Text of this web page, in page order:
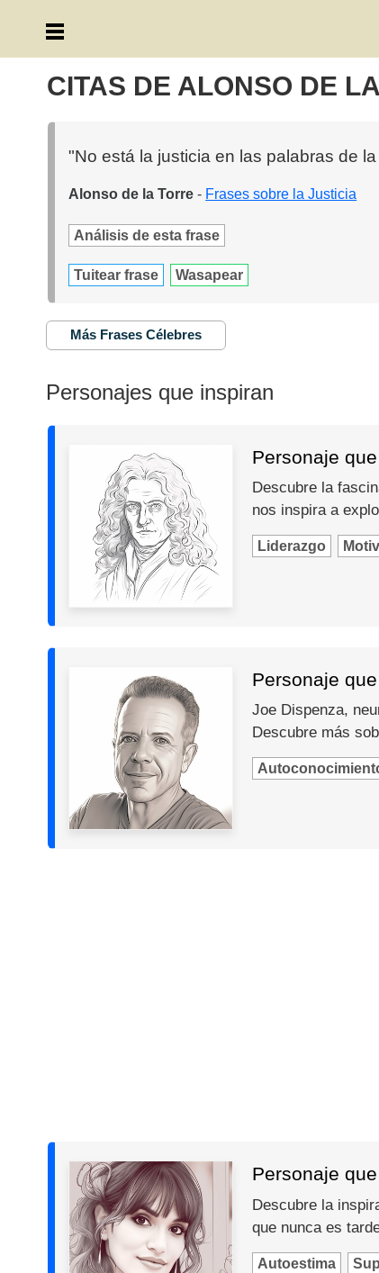
CITAS DE ALONSO DE
"No está la justicia en las palabras de la
Alonso de la Torre - Frases sobre la Justicia
Análisis de esta frase
Tuitear frase Wasapear
Más Frases Célebres
Personajes que inspiran
Personaje
Descubre la
nos inspira a
Liderazgo
Personaje
Joe Dispenza,
Descubre más
Personaje
Descubre la
que nunca es
Autoestima